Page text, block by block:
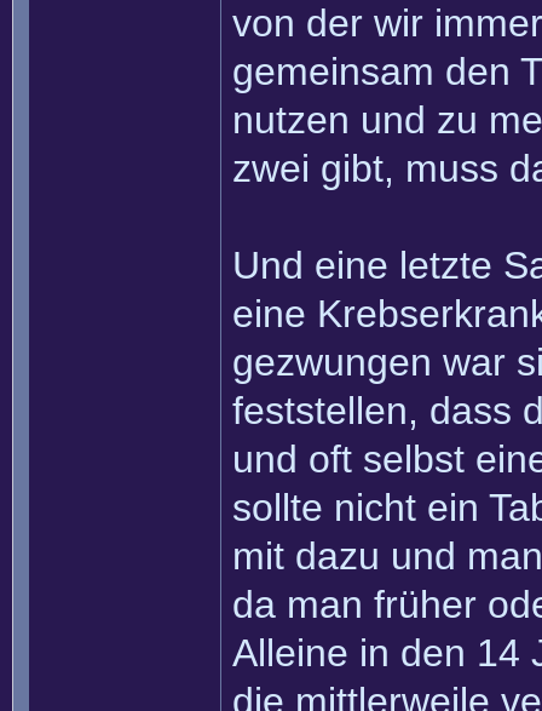
von der wir
gemeinsam den
nutzen und zu
zwei gibt, muss
Und eine letzte
eine
gezwungen war
feststellen, dass
und oft selbst
sollte nicht ein
mit dazu und
da man früher
Alleine in den 14
die mittlerweile